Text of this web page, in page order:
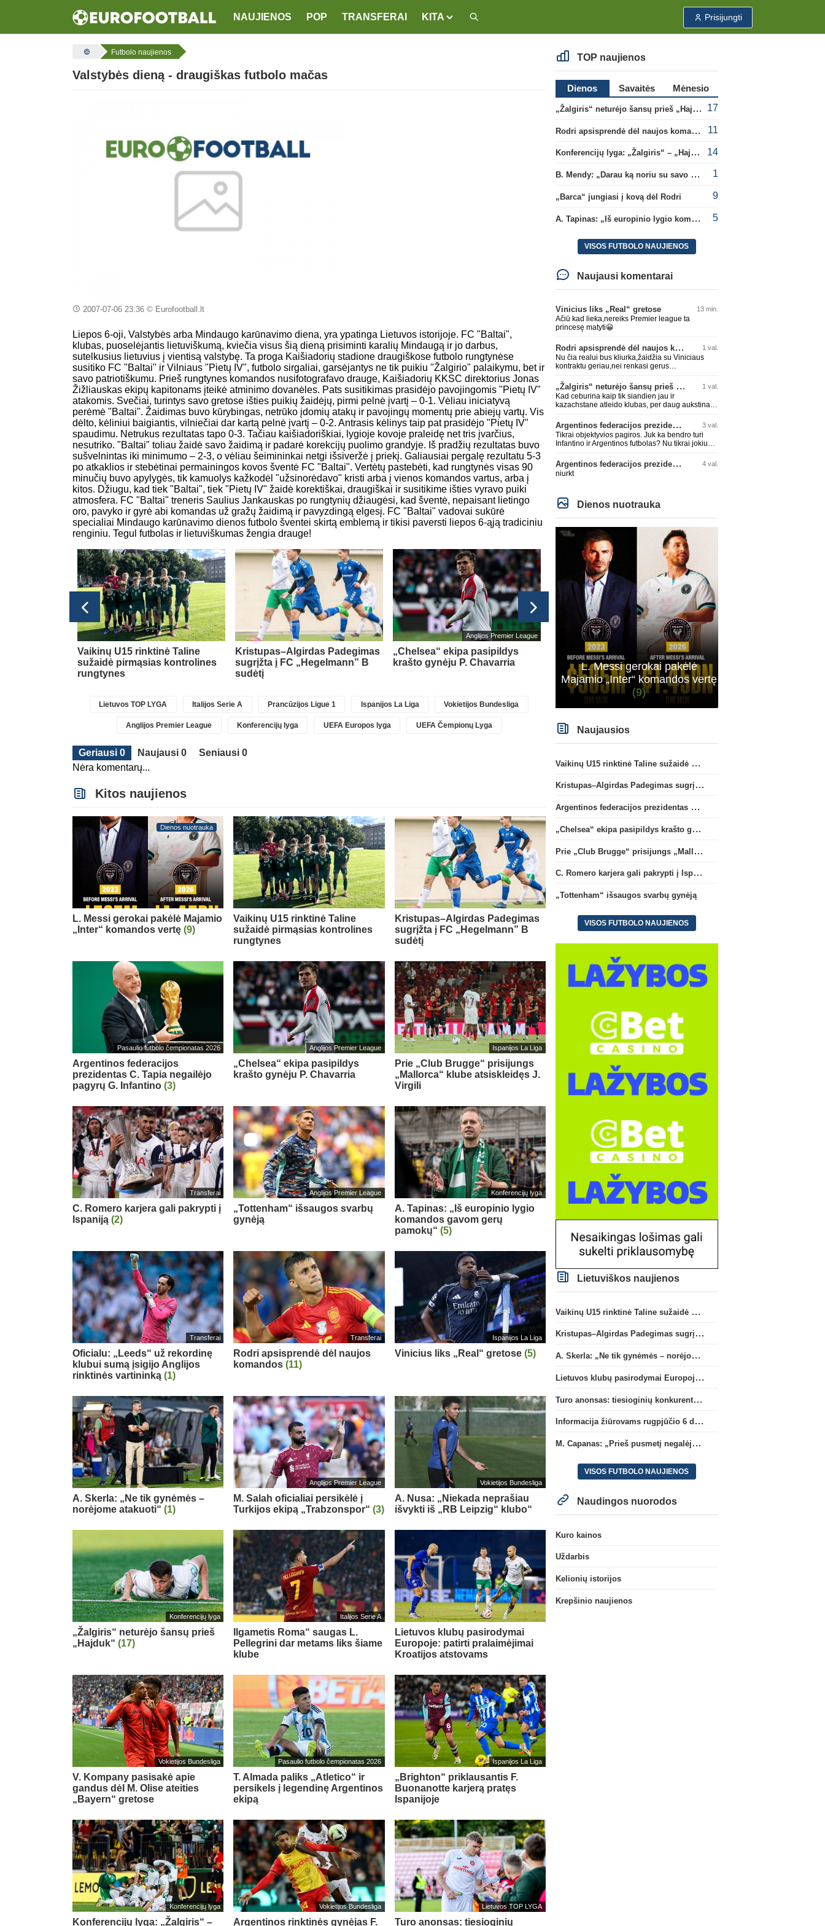
NAUJIENOS POP TRANSFERAI KITA Prisijungti
Futbolo naujienos
Valstybės dieną - draugiškas futbolo mačas
2007-07-06 23:36© Eurofootball.lt
Liepos 6-oji, Valstybės arba Mindaugo karūnavimo diena, yra ypatinga Lietuvos istorijoje. FC "Baltai",
klubas, puoselėjantis lietuviškumą, kviečia visus šią dieną prisiminti karalių Mindaugą ir jo darbus,
sutelkusius lietuvius į vientisą valstybę. Ta proga Kaišiadorių stadione draugiškose futbolo rungtynėse
susitiko FC "Baltai" ir Vilniaus "Pietų IV", futbolo sirgaliai, garsėjantys ne tik puikiu "Žalgirio" palaikymu, bet ir
savo patriotiškumu. Prieš rungtynes komandos nusifotografavo drauge, Kaišiadorių KKSC direktorius Jonas
Žižliauskas ekipų kapitonams įteikė atminimo dovanėles. Pats susitikimas prasidėjo pavojingomis "Pietų IV"
atakomis. Svečiai, turintys savo gretose išties puikių žaidėjų, pirmi pelnė įvartį – 0-1. Vėliau iniciatyvą
perėmė "Baltai". Žaidimas buvo kūrybingas, netrūko įdomių atakų ir pavojingų momentų prie abiejų vartų. Vis
dėlto, kėliniui baigiantis, vilniečiai dar kartą pelnė įvartį – 0-2. Antrasis kėlinys taip pat prasidėjo "Pietų IV"
spaudimu. Netrukus rezultatas tapo 0-3. Tačiau kaišiadoriškiai, lygioje kovoje praleidę net tris įvarčius,
nesutriko. "Baltai" toliau žaidė savo žaidimą ir padarė korekcijų puolimo grandyje. Iš pradžių rezultatas buvo
sušvelnintas iki minimumo – 2-3, o vėliau šeimininkai netgi išsiveržė į priekį. Galiausiai pergalę rezultatu 5-3
po atkaklios ir stebėtinai permainingos kovos šventė FC "Baltai". Vertėtų pastebėti, kad rungtynės visas 90
minučių buvo apylygės, tik kamuolys kažkodėl "užsinorėdavo" kristi arba į vienos komandos vartus, arba į
kitos. Džiugu, kad tiek "Baltai", tiek "Pietų IV" žaidė korektiškai, draugiškai ir susitikime išties vyravo puiki
atmosfera. FC "Baltai" treneris Saulius Jankauskas po rungtynių džiaugėsi, kad šventė, nepaisant lietingo
oro, pavyko ir gyrė abi komandas už gražų žaidimą ir pavyzdingą elgesį. FC "Baltai" vadovai sukūrė
specialiai Mindaugo karūnavimo dienos futbolo šventei skirtą emblemą ir tikisi paversti liepos 6-ąją tradiciniu
renginiu. Tegul futbolas ir lietuviškumas žengia drauge!
Vaikinų U15 rinktinė Taline
sužaidė pirmąsias kontrolines
rungtynes
Kristupas–Algirdas Padegimas
sugrįžta į FC „Hegelmann” B
sudėtį
Anglijos Premier League
„Chelsea“ ekipa pasipildys
krašto gynėju P. Chavarria
Ispanijos La Liga
Prie „Club Brugge“ prisijungs
„Mallorca“ klube atsiskleidęs J.
Virgili
į Ispaniją
Lietuvos TOP LYGA Italijos Serie A Prancūzijos Ligue 1 Ispanijos La Liga Vokietijos Bundesliga
Anglijos Premier League Konferencijų lyga UEFA Europos lyga UEFA Čempionų Lyga
Geriausi 0 Naujausi 0
Seniausi 0
Nėra komentarų...
Kitos naujienos
Dienos nuotrauka
L. Messi gerokai pakėlė Majamio
„Inter“ komandos vertę (9)
Vaikinų U15 rinktinė Taline
sužaidė pirmąsias kontrolines
rungtynes
Kristupas–Algirdas Padegimas
sugrįžta į FC „Hegelmann” B
sudėtį
Pasaulio futbolo čempionatas 2026
Argentinos federacijos
prezidentas C. Tapia negailėjo
pagyrų G. Infantino (3)
Anglijos Premier League
„Chelsea“ ekipa pasipildys
krašto gynėju P. Chavarria
Ispanijos La Liga
Prie „Club Brugge“ prisijungs
„Mallorca“ klube atsiskleidęs J.
Virgili
Transferai
C. Romero karjera gali pakrypti į
Ispaniją (2)
Anglijos Premier League
„Tottenham“ išsaugos svarbų
gynėją
Konferencijų lyga
A. Tapinas: „Iš europinio lygio
komandos gavom gerų
pamokų“ (5)
Transferai
Oficialu: „Leeds“ už rekordinę
klubui sumą įsigijo Anglijos
rinktinės vartininką (1)
Transferai
Rodri apsisprendė dėl naujos
komandos(11)
Ispanijos La Liga
Vinicius liks „Real“ gretose (5)
A. Skerla: „Ne tik gynėmės –
norėjome atakuoti“ (1)
Anglijos Premier League
M. Salah oficialiai persikėlė į
Turkijos ekipą „Trabzonspor“(3)
Vokietijos Bundesliga
A. Nusa: „Niekada neprašiau
išvykti iš „RB Leipzig“ klubo“
Konferencijų lyga
„Žalgiris“ neturėjo šansų prieš
„Hajduk“ (17)
Italijos Serie A
Ilgametis Roma“ saugas L.
Pellegrini dar metams liks šiame
klube
Lietuvos klubų pasirodymai
Europoje: patirti pralaimėjimai
Kroatijos atstovams
Vokietijos Bundesliga
V. Kompany pasisakė apie
gandus dėl M. Olise ateities
„Bayern“ gretose
Pasaulio futbolo čempionatas 2026
T. Almada paliks „Atletico“ ir
persikels į legendinę Argentinos
ekipą
Ispanijos La Liga
„Brighton“ priklausantis F.
Buonanotte karjerą pratęs
Ispanijoje
Konferencijų lyga
Konferencijų lyga: „Žalgiris“ –
Vokietijos Bundesliga
Argentinos rinktinės gynėjas F.
Lietuvos TOP LYGA
Turo anonsas: tiesioginių
TOP naujienos
Dienos Savaitės
Mėnesio
„Žalgiris“ neturėjo šansų prieš „Hajduk“
17
Rodri apsisprendė dėl naujos komandos 11
Konferencijų lyga: „Žalgiris“ – „Hajduk“ (rungtynės tiesiogiai) 14
B. Mendy: „Darau ką noriu su savo pasaulio čempionato titulu“ 1
„Barca“ jungiasi į kovą dėl Rodri 9
A. Tapinas: „Iš europinio lygio komandos gavom gerų pamokų“ 5
VISOS FUTBOLO NAUJIENOS
Naujausi komentarai
Vinicius liks „Real“ gretose 13 min.
Ačiū kad lieka,nereiks Premier league ta
princesę matyti😀
Rodri apsisprendė dėl naujos komandos 1 val.
Nu čia realui bus kliurka,žaidžia su Viniciaus
kontraktu geriau,nei renkasi gerus
„Žalgiris“ neturėjo šansų prieš „Hajduk“ 1 val.
Kad ceburina kaip tik siandien jau ir
kazachstane atleido klubas, per daug aukstinat
Argentinos federacijos prezidentas C. Tapia negailėjo pagyrų G. Infantino 3 val.
Tikrai objektyvios pagiros. Juk ka bendro turi
Infantino ir Argentinos futbolas? Nu tikrai jokiu
Argentinos federacijos prezidentas C. Tapia negailėjo pagyrų G. Infantino 4 val.
niurkt
Dienos nuotrauka
L. Messi gerokai pakėlė
Majamio „Inter“ komandos vertę
(9)
Naujausios
Vaikinų U15 rinktinė Taline sužaidė pirmąsias kontrolines rungtynes
Kristupas–Algirdas Padegimas sugrįžta į FC „Hegelmann” B sudėtį
Argentinos federacijos prezidentas C. Tapia negailėjo pagyrų G. Infantino
„Chelsea“ ekipa pasipildys krašto gynėju P. Chavarria
Prie „Club Brugge“ prisijungs „Mallorca“ klube atsiskleidęs J. Virgili
C. Romero karjera gali pakrypti į Ispaniją
„Tottenham“ išsaugos svarbų gynėją
VISOS FUTBOLO NAUJIENOS
Lietuviškos naujienos
Vaikinų U15 rinktinė Taline sužaidė pirmąsias kontrolines rungtynes
Kristupas–Algirdas Padegimas sugrįžta į FC „Hegelmann” B sudėtį
A. Skerla: „Ne tik gynėmės – norėjome atakuoti“
Lietuvos klubų pasirodymai Europoje: patirti pralaimėjimai Kroatijos atstovams
Turo anonsas: tiesioginių konkurentų dvikova Gargžduose
Informacija žiūrovams rugpjūčio 6 d. UEFA rungtynėms
M. Capanas: „Prieš pusmetį negalėjau net įsivaizduoti, kad žaisime prieš „Hajduk“
VISOS FUTBOLO NAUJIENOS
Naudingos nuorodos
Kuro kainos
Uždarbis
Kelionių istorijos
Krepšinio naujienos